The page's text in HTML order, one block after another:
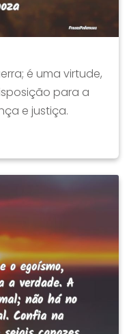
é uma virtude,
para a
e justiça.